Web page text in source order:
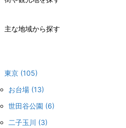
主な地域から探す
東京 (105)
お台場 (13)
世田谷公園 (6)
二子玉川 (3)